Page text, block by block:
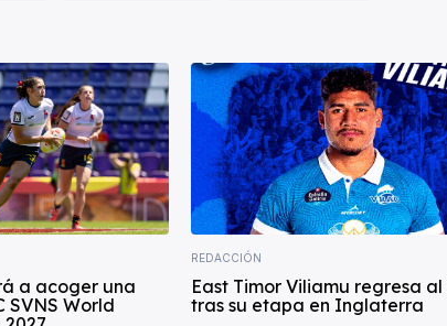
a acoger una
SVNS World
REDACCIÓN
East Timor Viliamu regresa al
tras su etapa en Inglaterra